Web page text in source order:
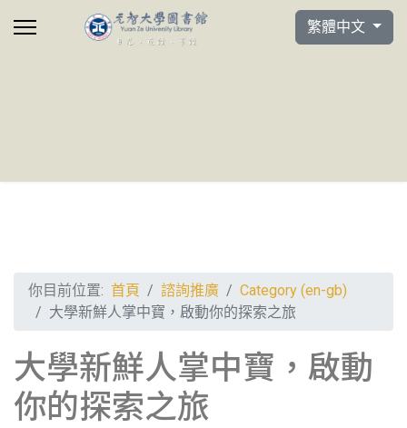
選擇你的語言
繁體中文
你目前位置: 首頁 諮詢推廣
Category (en-gb)
大學新鮮人掌中寶，啟動你的探索之旅
大學新鮮人掌中寶，啟動
你的探索之旅